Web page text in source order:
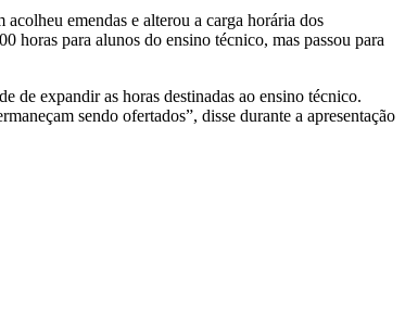
emendas e alterou a carga horária dos
horas para alunos do ensino técnico, mas passou para
de expandir as horas destinadas ao ensino técnico.
sendo ofertados”, disse durante a apresentação